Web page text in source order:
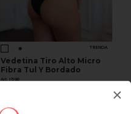
TRENDA
Vedetina Tiro Alto Micro
Fibra Tul Y Bordado
Art. 159B
×